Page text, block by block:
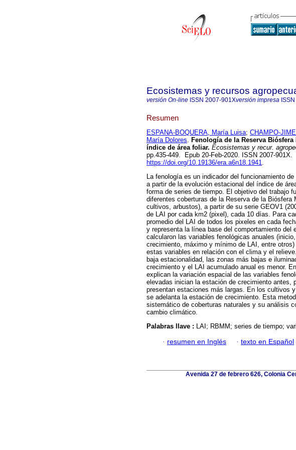
Ecosistemas y recursos
versión On-line ISSN 2007-901Xversión impresa ISSN
Resumen
ESPANA-BOQUERA, María Luisa; CHAMPO-
María Dolores. Fenología de la Reserva
índice de área foliar. Ecosistemas y recur.
pp.435-449. Epub 20-Feb-2020. ISSN 2007-901X.
https://doi.org/10.19136/era.a6n18.1941.
La fenología es un indicador del funcionamiento
a partir de la evolución estacional del índice de
forma de series de tiempo. El objetivo del trabajo
diferentes coberturas de la Reserva de la Biósfera
cultivos, arbustos), a partir de su serie GEOV1
de LAI por cada km2 (pixel), cada 10 días. Para
promedio del LAI de todos los pixeles en cada
y representa la línea base del comportamiento del
calcularon las variables fenológicas anuales
crecimiento, máximo y mínimo de LAI, entre
estas variables en relación con el clima y el
baja estacionalidad, las zonas más bajas e
crecimiento y el LAI acumulado anual es menor.
explican la variación espacial de las variables
elevadas inician la estación de crecimiento antes,
presentan estaciones más largas. En los cultivos
se adelanta la estación de crecimiento. Esta
sistemático de coberturas naturales y su análisis
cambio climático.
Palabras llave : LAI; RBMM; series de tiempo;
· resumen en Inglés · texto en Español
Avenida 27 de febrero 626, Colonia